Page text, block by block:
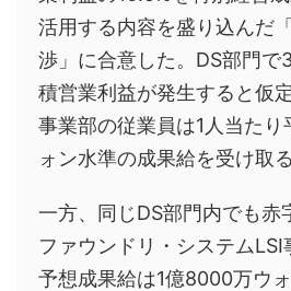
活用する内容を盛り込んだ
渉」に合意した。DS部門で
積営業利益が発生すると仮
事業部の従業員は1人当た
ォン水準の成果給を受け取
一方、同じDS部門内でも赤
ファウンドリ・システム
予想成果給は1億8000万ウ